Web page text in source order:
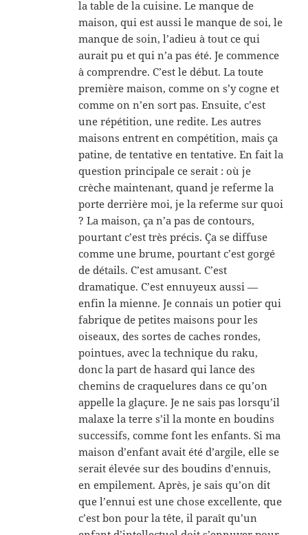
la table de la cuisine. Le manque de
maison, qui est aussi le manque de soi, le
manque de soin, l’adieu à tout ce qui
aurait pu et qui n’a pas été. Je commence
à comprendre. C’est le début. La toute
première maison, comme on s’y cogne et
comme on n’en sort pas. Ensuite, c’est
une répétition, une redite. Les autres
maisons entrent en compétition, mais ça
patine, de tentative en tentative. En fait la
question principale ce serait : où je
crèche maintenant, quand je referme la
porte derrière moi, je la referme sur quoi
? La maison, ça n’a pas de contours,
pourtant c’est très précis. Ça se diffuse
comme une brume, pourtant c’est gorgé
de détails. C’est amusant. C’est
dramatique. C’est ennuyeux aussi —
enfin la mienne. Je connais un potier qui
fabrique de petites maisons pour les
oiseaux, des sortes de caches rondes,
pointues, avec la technique du raku,
donc la part de hasard qui lance des
chemins de craquelures dans ce qu’on
appelle la glaçure. Je ne sais pas lorsqu’il
malaxe la terre s’il la monte en boudins
successifs, comme font les enfants. Si ma
maison d’enfant avait été d’argile, elle se
serait élevée sur des boudins d’ennuis,
en empilement. Après, je sais qu’on dit
que l’ennui est une chose excellente, que
c’est bon pour la tête, il paraît qu’un